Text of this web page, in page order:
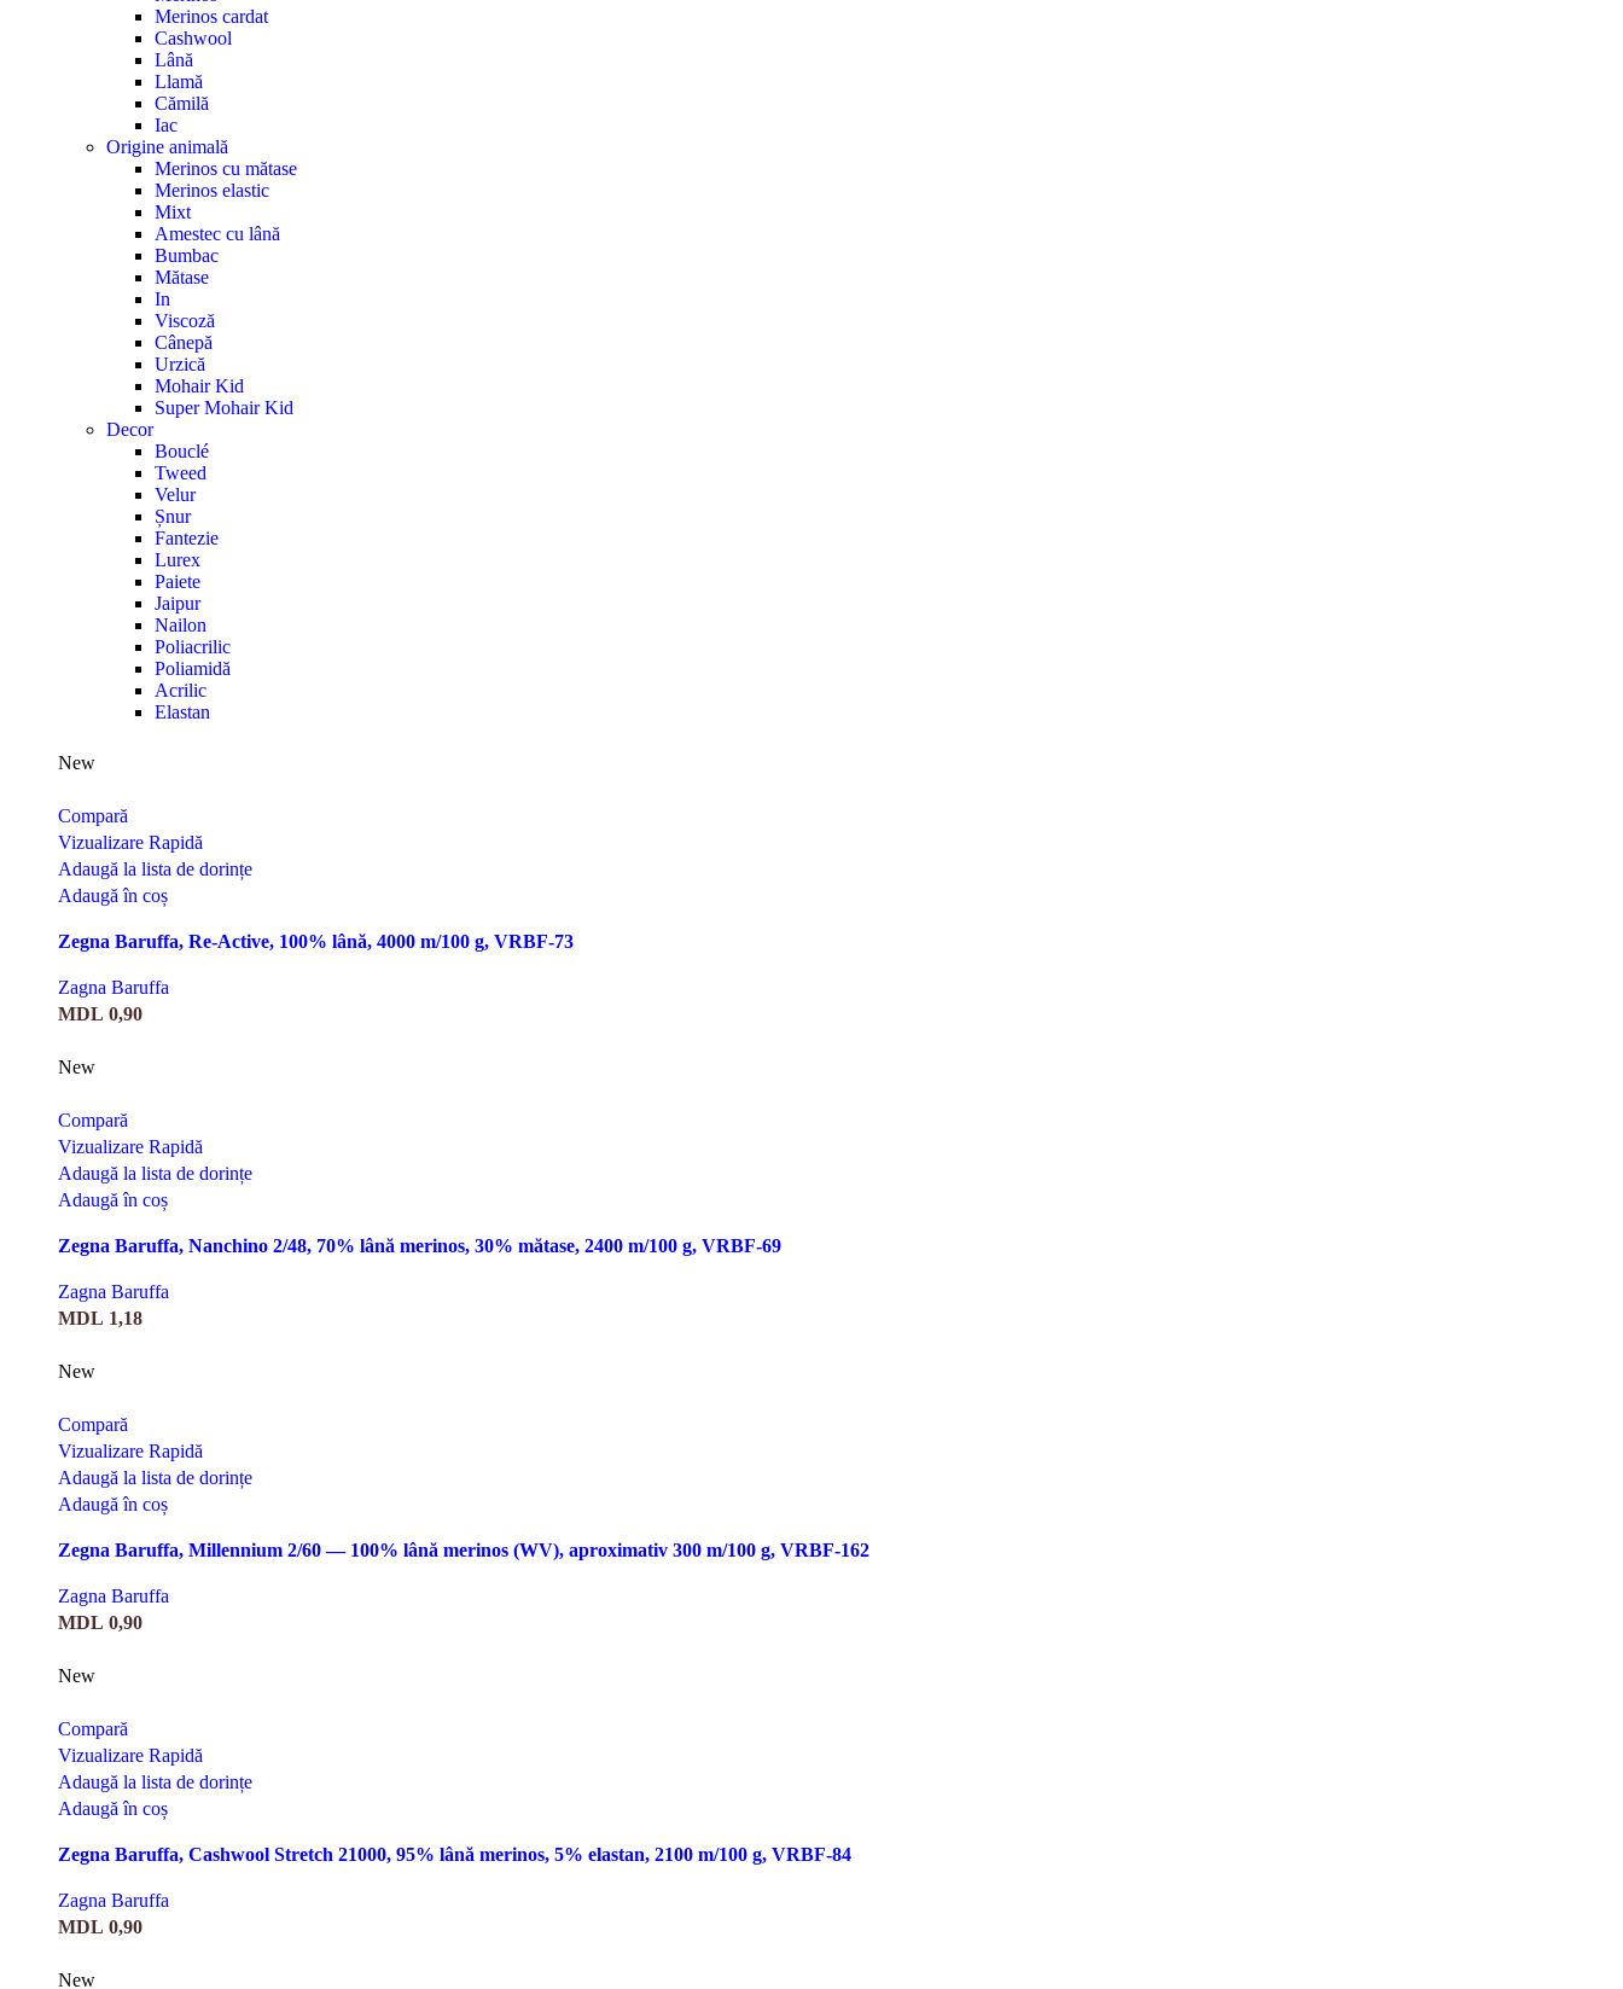
Merinos cardat
Cashwool
Lână
Llamă
Cămilă
Iac
Origine animală
Merinos cu mătase
Merinos elastic
Mixt
Amestec cu lână
Bumbac
Mătase
In
Viscoză
Cânepă
Urzică
Mohair Kid
Super Mohair Kid
Decor
Bouclé
Tweed
Velur
Șnur
Fantezie
Lurex
Paiete
Jaipur
Nailon
Poliacrilic
Poliamidă
Acrilic
Elastan
New
Compară
Vizualizare Rapidă
Adaugă la lista de dorințe
Adaugă în coș
Zegna Baruffa, Re-Active, 100% lână, 4000 m/100 g, VRBF-73
Zagna Baruffa
MDL 0,90
New
Compară
Vizualizare Rapidă
Adaugă la lista de dorințe
Adaugă în coș
Zegna Baruffa, Nanchino 2/48, 70% lână merinos, 30% mătase, 2400 m/100 g, VRBF-69
Zagna Baruffa
MDL 1,18
New
Compară
Vizualizare Rapidă
Adaugă la lista de dorințe
Adaugă în coș
Zegna Baruffa, Millennium 2/60 — 100% lână merinos (WV), aproximativ 300 m/100 g, VRBF-162
Zagna Baruffa
MDL 0,90
New
Compară
Vizualizare Rapidă
Adaugă la lista de dorințe
Adaugă în coș
Zegna Baruffa, Cashwool Stretch 21000, 95% lână merinos, 5% elastan, 2100 m/100 g, VRBF-84
Zagna Baruffa
MDL 0,90
New